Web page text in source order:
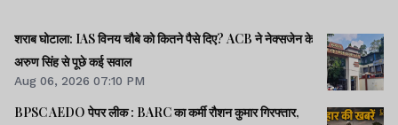
शराब घोटाला: IAS विनय चौबे को कितने पैसे दिए? ACB ने नेक्सजेन के
अरुण सिंह से पूछे कई सवाल
Aug 06, 2026 07:10 PM
BPSC AEDO पेपर लीक : BARC का कर्मी रौशन कुमार गिरफ्तार,